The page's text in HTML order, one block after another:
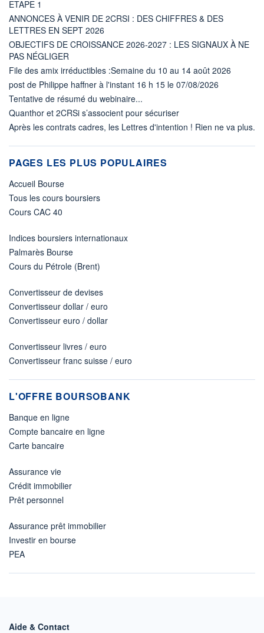
ETAPE 1
ANNONCES À VENIR DE 2CRSI : DES CHIFFRES & DES
LETTRES EN SEPT 2026
OBJECTIFS DE CROISSANCE 2026-2027 : LES SIGNAUX À NE
PAS NÉGLIGER
File des amix irréductibles :Semaine du 10 au 14 août 2026
post de Philippe haffner à l'instant 16 h 15 le 07/08/2026
Tentative de résumé du webinaire...
Quanthor et 2CRSi s’associent pour sécuriser
Après les contrats cadres, les Lettres d'intention ! Rien ne va plus.
PAGES LES PLUS POPULAIRES
Accueil Bourse
Tous les cours boursiers
Cours CAC 40
Indices boursiers internationaux
Palmarès Bourse
Cours du Pétrole (Brent)
Convertisseur de devises
Convertisseur dollar / euro
Convertisseur euro / dollar
Convertisseur livres / euro
Convertisseur franc suisse / euro
L'OFFRE BOURSOBANK
Banque en ligne
Compte bancaire en ligne
Carte bancaire
Assurance vie
Crédit immobilier
Prêt personnel
Assurance prêt immobilier
Investir en bourse
PEA
Aide & Contact